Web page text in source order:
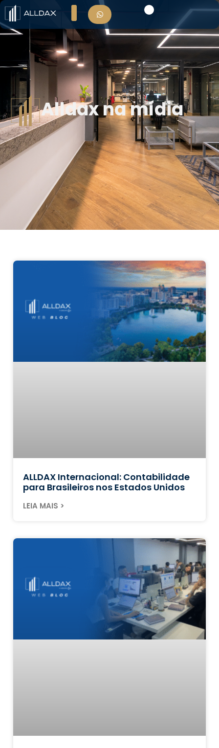
Alldax na mídia
ALLDAX Internacional: Contabilidade
para Brasileiros nos Estados Unidos
LEIA MAIS >